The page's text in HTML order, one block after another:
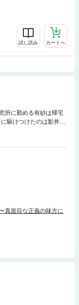
試し読み カートへ
所に勤める有紗は帰宅
駆けつけたのは影井将
為に政府が派遣した凄
とに——！ これからは
…護衛の仕事にはえっち
な顔が良い男（※しか
ハードボイルド☆ドラ
コラブ】今日、人類
います。
真面目な正義の味方に